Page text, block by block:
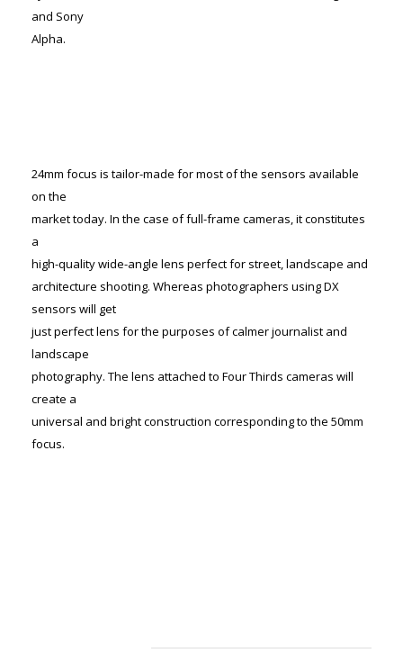
and Sony
Alpha.
24mm focus is tailor-made for most of the sensors available
on the
market today. In the case of full-frame cameras, it constitutes
a
high-quality wide-angle lens perfect for street, landscape and
architecture shooting. Whereas photographers using DX
sensors will get
just perfect lens for the purposes of calmer journalist and
landscape
photography. The lens attached to Four Thirds cameras will
create a
universal and bright construction corresponding to the 50mm
focus.